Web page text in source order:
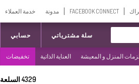
FACEBOOK CONNECT مدونة خدمة العملاء
حسابي سلة مشترياتي
المنزل و المعيشة العناية الذاتية تخفيضات
4329السلعة